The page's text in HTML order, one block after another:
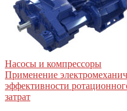
Насосы и компрессоры
Применение
эффективности
затрат